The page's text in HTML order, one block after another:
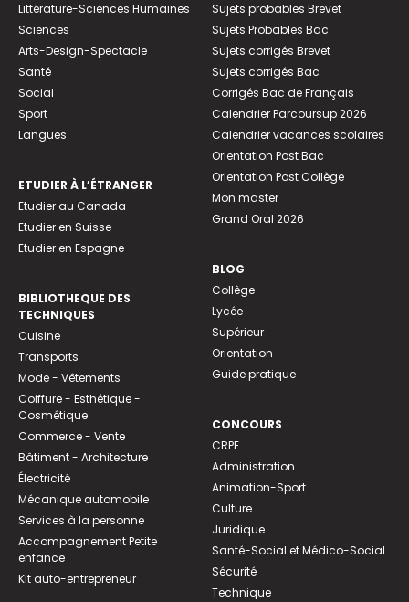
Littérature-Sciences Humaines
Sciences
Arts-Design-Spectacle
Santé
Social
Sport
Langues
ETUDIER À L’ÉTRANGER
Etudier au Canada
Etudier en Suisse
Etudier en Espagne
BIBLIOTHEQUE DES
TECHNIQUES
Cuisine
Transports
Mode - Vêtements
Coiffure - Esthétique -
Cosmétique
Commerce - Vente
Bâtiment - Architecture
Électricité
Mécanique automobile
Services à la personne
Accompagnement Petite
enfance
Kit auto-entrepreneur
Sujets probables Brevet
Sujets Probables Bac
Sujets corrigés Brevet
Sujets corrigés Bac
Corrigés Bac de Français
Calendrier Parcoursup 2026
Calendrier vacances scolaires
Orientation Post Bac
Orientation Post Collège
Mon master
Grand Oral 2026
BLOG
Collège
Lycée
Supérieur
Orientation
Guide pratique
CONCOURS
CRPE
Administration
Animation-Sport
Culture
Juridique
Santé-Social et Médico-Social
Sécurité
Technique